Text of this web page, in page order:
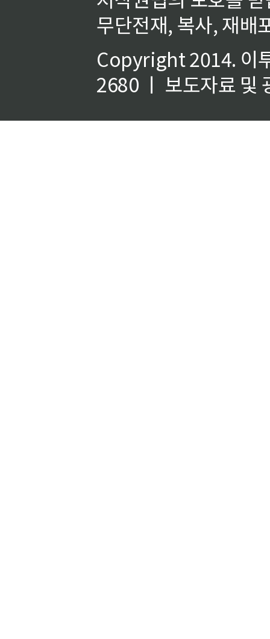
무단전재, 복사, 재배
Copyright 2014. 이
2680 ㅣ 보도자료